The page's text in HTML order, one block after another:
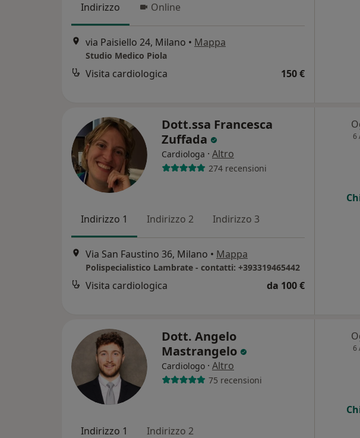
Indirizzo Online
via Paisiello 24, Milano • Mappa
Studio Medico Piola
Visita cardiologica 150 €
Dott.ssa Francesca
Zuffada
Cardiologa · Altro
274 recensioni
Indirizzo 1 Indirizzo 2 Indirizzo 3
Via San Faustino 36, Milano • Mappa
Polispecialistico Lambrate - contatti: +393319465442
Visita cardiologica da 100 €
6
Dott. Angelo
Mastrangelo
Cardiologo · Altro
75 recensioni
Indirizzo 1 Indirizzo 2
6